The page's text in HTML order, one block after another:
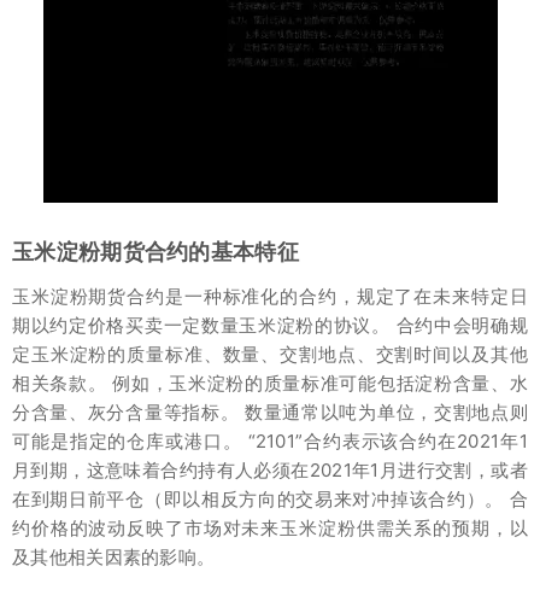
玉米淀粉期货合约的基本特征
玉米淀粉期货合约是一种标准化的合约，规定了在未来特定日
期以约定价格买卖一定数量玉米淀粉的协议。 合约中会明确规
定玉米淀粉的质量标准、数量、交割地点、交割时间以及其他
相关条款。 例如，玉米淀粉的质量标准可能包括淀粉含量、水
分含量、灰分含量等指标。 数量通常以吨为单位，交割地点则
可能是指定的仓库或港口。 “2101”合约表示该合约在2021年1
月到期，这意味着合约持有人必须在2021年1月进行交割，或者
在到期日前平仓（即以相反方向的交易来对冲掉该合约）。 合
约价格的波动反映了市场对未来玉米淀粉供需关系的预期，以
及其他相关因素的影响。